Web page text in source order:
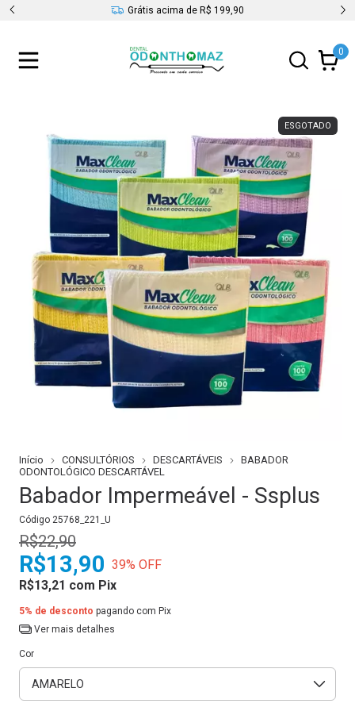
Grátis acima de R$ 199,90
0
ESGOTADO
Início CONSULTÓRIOS DESCARTÁVEIS
BABADOR
ODONTOLÓGICO DESCARTÁVEL
Babador Impermeável - Ssplus
Código 25768_221_U
R$22,90
R$13,90 39% OFF
R$13,21 com Pix
5% de desconto pagando com Pix
Ver mais detalhes
Cor